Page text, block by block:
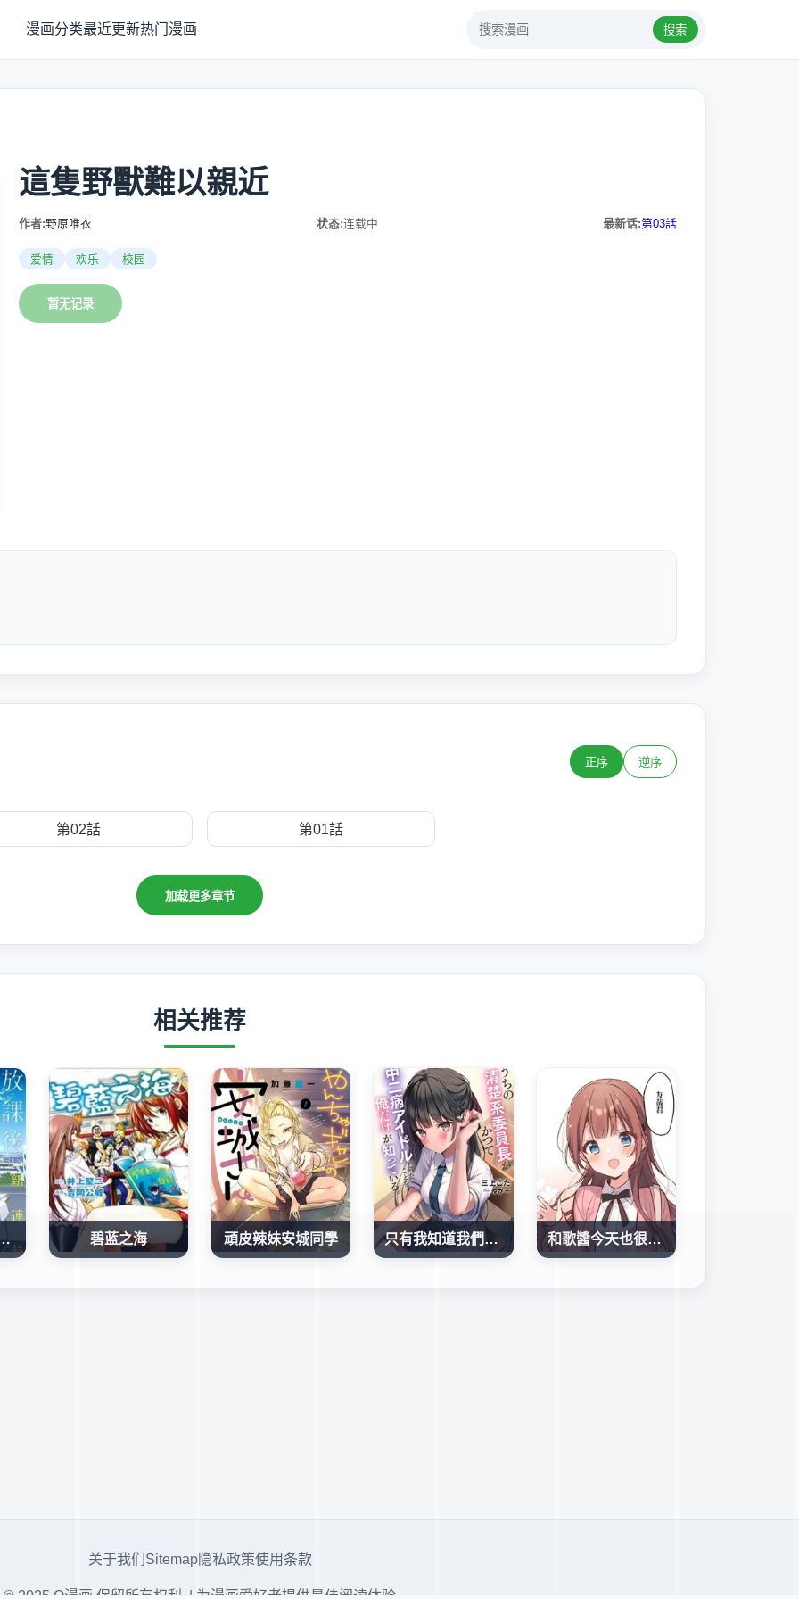
漫画分类最近更新热门漫画 搜索
這隻野獸難以親近
作者:野原唯衣 状态:连载中 最新话:第03話
爱情 欢乐 校园
暂无记录
正序 逆序
第02話 第01話
加载更多章节
相关推荐
在惑星間迷失 碧蓝之海 頑皮辣妹安城同學 只有我知道我們的清純系班長曾經是個中二病偶像 和歌醬今天也很腹黑
关于我们 Sitemap隐私政策使用条款
© 2025 Q漫画 保留所有权利. | 为漫画爱好者提供最佳阅读体验